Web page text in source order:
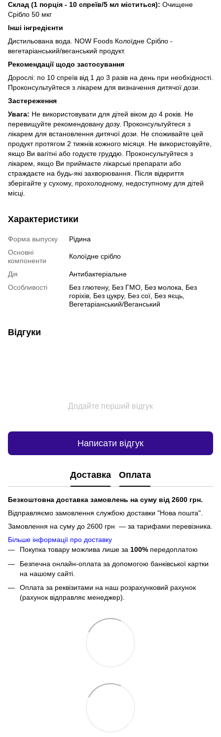
Склад (1 порція - 10 спреїв/5 мл міститься): Очищене
Срібло 50 мкг
Інші інгредієнти
Дистильована вода. NOW Foods Колоїдне Срібло -
вегетаріанський/веганський продукт.
Рекомендації щодо застосування
Дорослі: по 10 спреїв від 1 до 3 разів на день при необхідності.
Проконсультуйтеся з лікарем для визначення дитячої дози.
Застереження
Увага: Не використовувати для дітей віком до 4 років. Не
перевищуйте рекомендовану дозу. Проконсультуйтеся з
лікарем для встановлення дитячої дози. Не споживайте цей
продукт протягом 2 тижнів кожного місяця. Не використовуйте,
якщо Ви вагітні або годуєте груддю. Проконсультуйтеся з
лікарем, якщо Ви приймаєте лікарські препарати або
страждаєте на будь-які захворювання. Після відкриття
зберігайте у сухому, прохолодному, недоступному для дітей
місці.
Характеристики
Форма выпуску
Рідина
Основні
компоненти
Колоїдне срібло
Дія
Антибактеріальне
Особливості
Без глютену, Без ГМО, Без молока, Без
горіхів, Без цукру, Без сої, Без яєць,
Вегетаріанський/Веганський
Відгуки
Додайте перший відгук
Написати відгук
Доставка Оплата
Безкоштовна доставка замовлень на суму від 2600 грн.
Відправляємо замовлення службою доставки "Нова пошта".
Замовлення на суму до 2600 грн — за тарифами перевізника.
Більше інформації про доставку
Покупка товару можлива лише за 100% передоплатою
Безпечна онлайн-оплата за допомогою банківської картки
на нашому сайті.
Оплата за реквізитами на наш розрахунковий рахунок
(рахунок відправляє менеджер).